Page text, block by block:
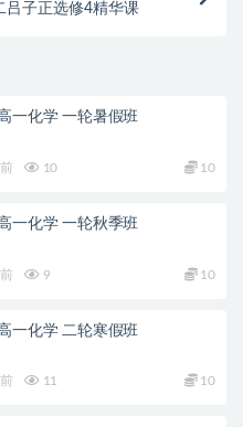
吕子正选修4精华课
一化学 一轮暑假班
10 10
一化学 一轮秋季班
9 10
一化学 二轮寒假班
11 10